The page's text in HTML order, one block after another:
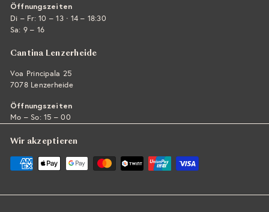
Öffnungszeiten
Di – Fr: 10 – 13 · 14 – 18:30
Sa: 9 – 16
Cantina Lenzerheide
Voa Principala 25
7078 Lenzerheide
Öffnungszeiten
Mo – So: 15 – 00
Wir akzeptieren